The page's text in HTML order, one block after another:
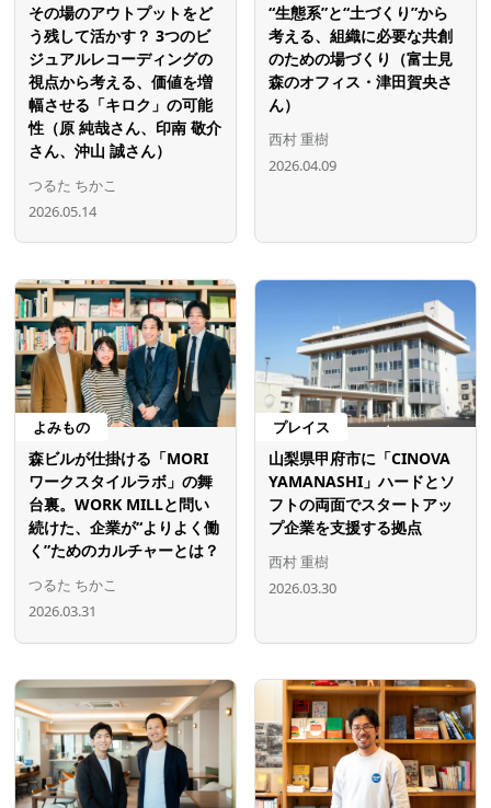
その場のアウトプットをど
う残して活かす？ 3つのビ
ジュアルレコーディングの
視点から考える、価値を増
幅させる「キロク」の可能
性（原 純哉さん、印南 敬介
さん、沖山 誠さん）
つるた ちかこ
2026.05.14
“生態系”と“土づくり”から
考える、組織に必要な共創
のための場づくり（富士見
森のオフィス・津田賀央さ
ん）
西村 重樹
2026.04.09
よみもの
森ビルが仕掛ける「MORI
ワークスタイルラボ」の舞
台裏。WORK MILLと問い
続けた、企業が“よりよく働
く”ためのカルチャーとは？
つるた ちかこ
2026.03.31
プレイス
山梨県甲府市に「CINOVA
YAMANASHI」ハードとソ
フトの両面でスタートアッ
プ企業を支援する拠点
西村 重樹
2026.03.30